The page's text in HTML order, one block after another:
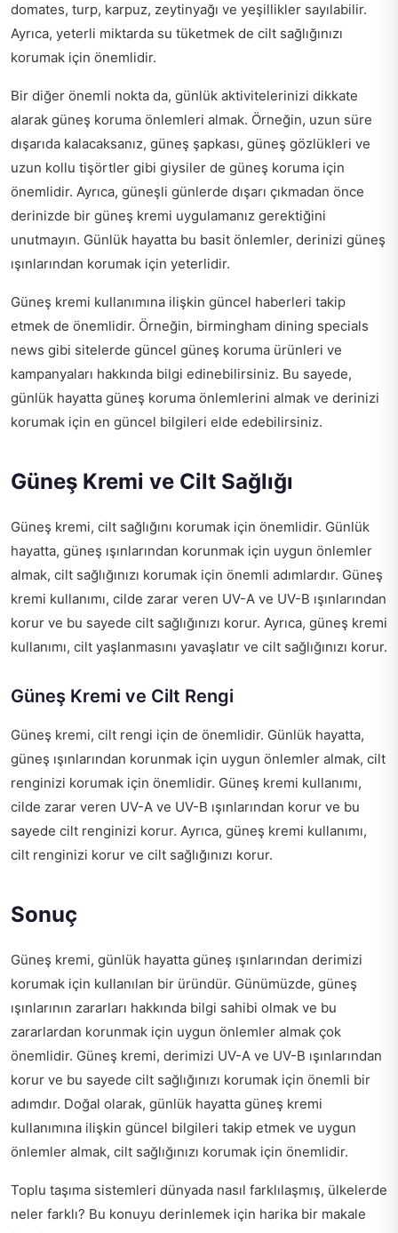
domates, turp, karpuz, zeytinyağı ve yeşillikler sayılabilir.
Ayrıca, yeterli miktarda su tüketmek de cilt sağlığınızı
korumak için önemlidir.
Bir diğer önemli nokta da, günlük aktivitelerinizi dikkate
alarak güneş koruma önlemleri almak. Örneğin, uzun süre
dışarıda kalacaksanız, güneş şapkası, güneş gözlükleri ve
uzun kollu tişörtler gibi giysiler de güneş koruma için
önemlidir. Ayrıca, güneşli günlerde dışarı çıkmadan önce
derinizde bir güneş kremi uygulamanız gerektiğini
unutmayın. Günlük hayatta bu basit önlemler, derinizi güneş
ışınlarından korumak için yeterlidir.
Güneş kremi kullanımına ilişkin güncel haberleri takip
etmek de önemlidir. Örneğin, birmingham dining specials
news gibi sitelerde güncel güneş koruma ürünleri ve
kampanyaları hakkında bilgi edinebilirsiniz. Bu sayede,
günlük hayatta güneş koruma önlemlerini almak ve derinizi
korumak için en güncel bilgileri elde edebilirsiniz.
Güneş Kremi ve Cilt Sağlığı
Güneş kremi, cilt sağlığını korumak için önemlidir. Günlük
hayatta, güneş ışınlarından korunmak için uygun önlemler
almak, cilt sağlığınızı korumak için önemli adımlardır. Güneş
kremi kullanımı, cilde zarar veren UV-A ve UV-B ışınlarından
korur ve bu sayede cilt sağlığınızı korur. Ayrıca, güneş kremi
kullanımı, cilt yaşlanmasını yavaşlatır ve cilt sağlığınızı korur.
Güneş Kremi ve Cilt Rengi
Güneş kremi, cilt rengi için de önemlidir. Günlük hayatta,
güneş ışınlarından korunmak için uygun önlemler almak, cilt
renginizi korumak için önemlidir. Güneş kremi kullanımı,
cilde zarar veren UV-A ve UV-B ışınlarından korur ve bu
sayede cilt renginizi korur. Ayrıca, güneş kremi kullanımı,
cilt renginizi korur ve cilt sağlığınızı korur.
Sonuç
Güneş kremi, günlük hayatta güneş ışınlarından derimizi
korumak için kullanılan bir üründür. Günümüzde, güneş
ışınlarının zararları hakkında bilgi sahibi olmak ve bu
zararlardan korunmak için uygun önlemler almak çok
önemlidir. Güneş kremi, derimizi UV-A ve UV-B ışınlarından
korur ve bu sayede cilt sağlığınızı korumak için önemli bir
adımdır. Doğal olarak, günlük hayatta güneş kremi
kullanımına ilişkin güncel bilgileri takip etmek ve uygun
önlemler almak, cilt sağlığınızı korumak için önemlidir.
Toplu taşıma sistemleri dünyada nasıl farklılaşmış, ülkelerde
neler farklı? Bu konuyu derinlemek için harika bir makale